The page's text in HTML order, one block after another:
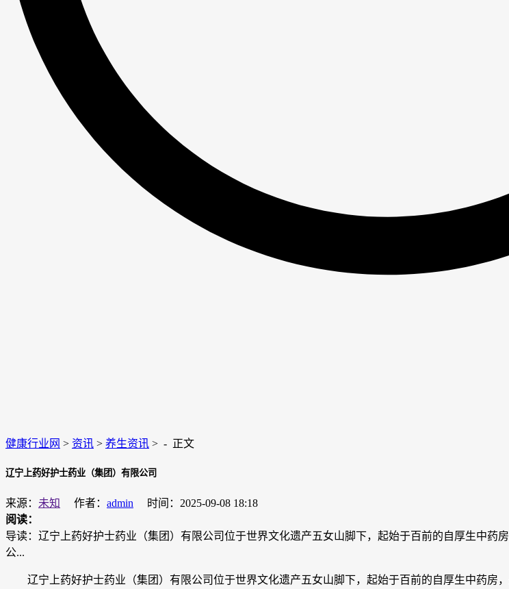
健康行业网 > 资讯 > 养生资讯 > - 正文
辽宁上药好护士药业（集团）有限公司
来源： 未知 作者： admin
时间：2025-09-08 18:18
阅读：
导读：辽宁上药好护士药业（集团）有限公司位于世界文化遗产五女山脚下，起始于百前的自厚生中
公...
辽宁上药好护士药业（集团）有限公司位于世界文化遗产五女山脚下，起始于百前的自厚生中药房